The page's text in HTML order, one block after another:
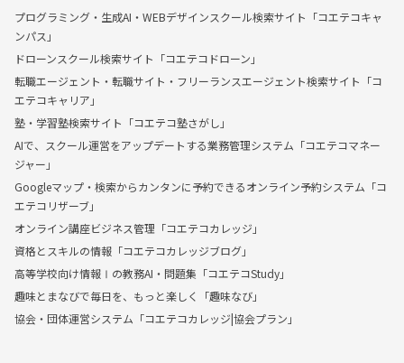
プログラミング・生成AI・WEBデザインスクール検索サイト「コエテコキャ
ンパス」
ドローンスクール検索サイト「コエテコドローン」
転職エージェント・転職サイト・フリーランスエージェント検索サイト「コ
エテコキャリア」
塾・学習塾検索サイト「コエテコ塾さがし」
AIで、スクール運営をアップデートする業務管理システム「コエテコマネー
ジャー」
Googleマップ・検索からカンタンに予約できるオンライン予約システム「コ
エテコリザーブ」
オンライン講座ビジネス管理「コエテコカレッジ」
資格とスキルの情報「コエテコカレッジブログ」
高等学校向け情報Ⅰの教務AI・問題集「コエテコStudy」
趣味とまなびで毎日を、もっと楽しく「趣味なび」
協会・団体運営システム「コエテコカレッジ|協会プラン」